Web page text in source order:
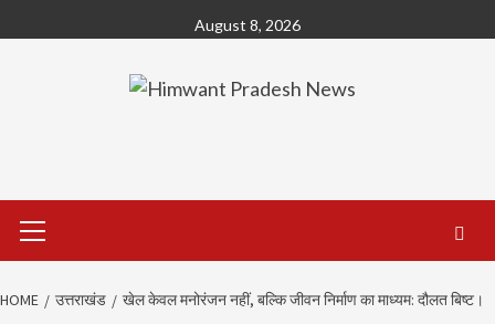
to
August 8, 2026
Menu
HOME उत्तराखंड खेल केवल मनोरंजन नहीं, बल्कि जीवन निर्माण का माध्यम: दौलत बिष्ट।